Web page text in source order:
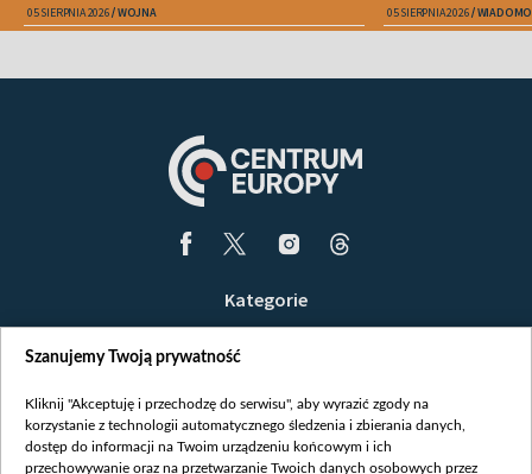
05 SIERPNIA 2026 WOJNA 05 SIERPNIA 2026
Kategorie
Opinie
Białoruś / Polska
Czytelnia
Szanujemy Twoją prywatność
Kliknij "Akceptuję i przechodzę do serwisu", aby wyrazić zgody na
korzystanie z technologii automatycznego śledzenia i zbierania danych,
dostęp do informacji na Twoim urządzeniu końcowym i ich
przechowywanie oraz na przetwarzanie Twoich danych osobowych przez